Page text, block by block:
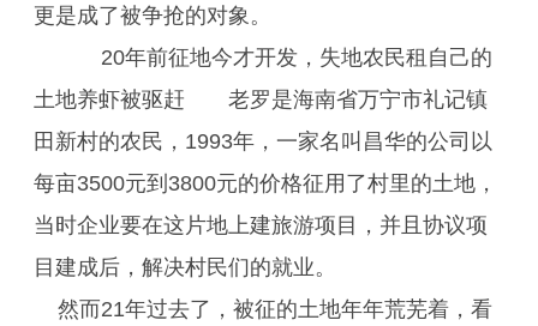
更是成了被争抢的对象。
20年前征地今才开发，失地农民租自己的
土地养虾被驱赶 老罗是海南省万宁市礼记镇
田新村的农民，1993年，一家名叫昌华的公司以
每亩3500元到3800元的价格征用了村里的土地，
当时企业要在这片地上建旅游项目，并且协议项
目建成后，解决村民们的就业。
然而21年过去了，被征的土地年年荒芜着，看